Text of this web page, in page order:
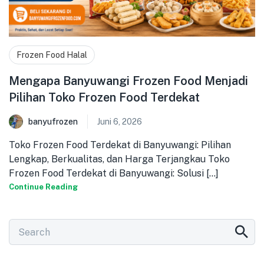
Frozen Food Halal
Mengapa Banyuwangi Frozen Food Menjadi
Pilihan Toko Frozen Food Terdekat
banyufrozen Juni 6, 2026
Toko Frozen Food Terdekat di Banyuwangi: Pilihan
Lengkap, Berkualitas, dan Harga Terjangkau Toko
Frozen Food Terdekat di Banyuwangi: Solusi [...]
Continue Reading